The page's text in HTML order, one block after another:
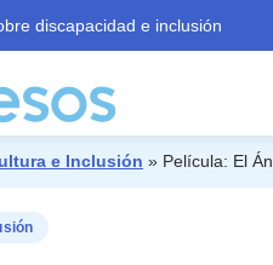
discapacidad e inclusión
buscas?
e Inclusión » Película: El